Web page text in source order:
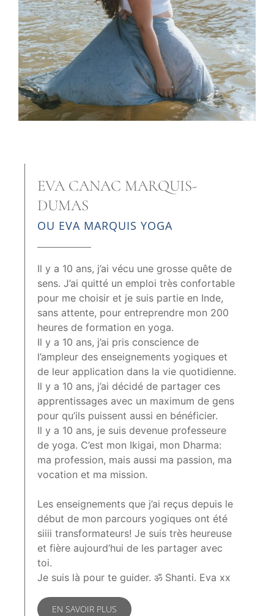
EVA CANAC MARQUIS-
DUMAS
OU EVA MARQUIS YOGA
Il y a 10 ans, j’ai vécu une grosse quête de
sens. J’ai quitté un emploi très confortable
pour me choisir et je suis partie en Inde,
sans attente, pour entreprendre mon 200
heures de formation en yoga.
Il y a 10 ans, j’ai pris conscience de
l’ampleur des enseignements yogiques et
de leur application dans la vie quotidienne.
Il y a 10 ans, j’ai décidé de partager ces
apprentissages avec un maximum de gens
pour qu’ils puissent aussi en bénéficier.
Il y a 10 ans, je suis devenue professeure
de yoga. C’est mon Ikigai, mon Dharma:
ma profession, mais aussi ma passion, ma
vocation et ma mission.
Les enseignements que j’ai reçus depuis le
début de mon parcours yogiques ont été
siiii transformateurs! Je suis très heureuse
et fière aujourd’hui de les partager avec
toi.
Je suis là pour te guider. ॐ Shanti. Eva xx
EN SAVOIR PLUS